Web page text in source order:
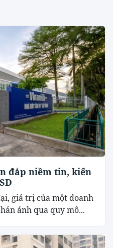
đắp niềm tin, kiến
giá trị của một doanh
ánh qua quy mô...